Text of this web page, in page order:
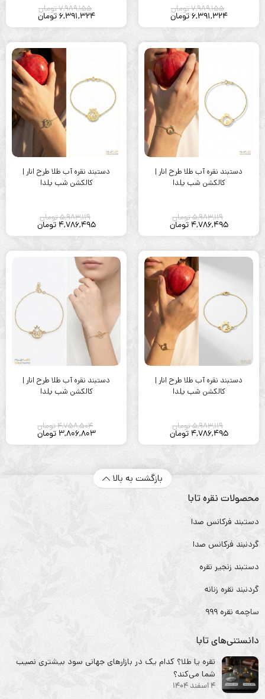
7,989,155تومان
6,391,324 تومان
7,989,155تومان
6,391,324 تومان
دستبند نقره آب طلا طرح انار |
کالکشن شب یلدا
5,983,119تومان
4,786,495 تومان
دستبند نقره آب طلا طرح انار |
کالکشن شب یلدا
5,983,119تومان
4,786,495 تومان
دستبند نقره آب طلا طرح انار |
کالکشن شب یلدا
5,983,119تومان
4,786,495 تومان
دستبند نقره آب طلا طرح انار |
کالکشن شب یلدا
4,758,504تومان
3,806,803 تومان
بازگشت به بالا
محصولات نقره تابا
دستبند فرکانس صدا
گردنبند فرکانس صدا
دستبند زنجیر نقره
گردنبند نقره زنانه
ساچمه نقره ۹۹۹
دانستنی‌های تابا
نقره یا طلا؟ کدام یک در بازارهای جهانی سود بیشتری نصیب
شما می‌کند؟
4 اسفند 1404